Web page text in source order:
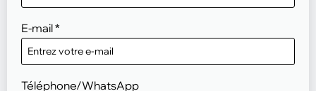
E-mail*
Téléphone/WhatsApp